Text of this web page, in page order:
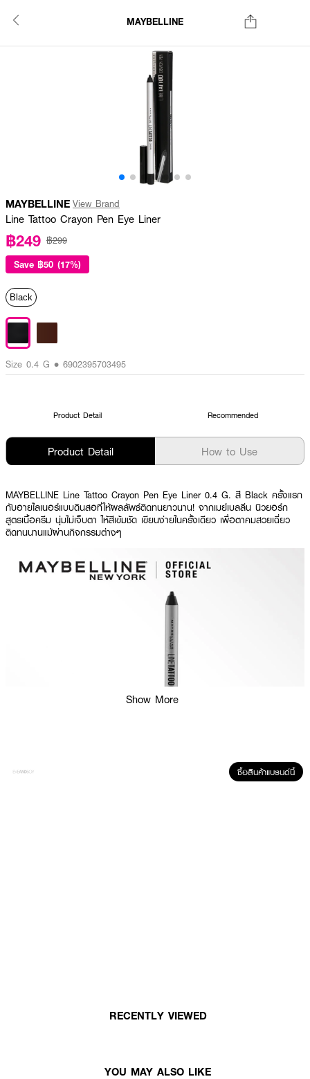
MAYBELLINE
MAYBELLINE View Brand
Line Tattoo Crayon Pen Eye Liner
฿249 ฿299
Save ฿50 (17%)
Black
Size 0.4 G • 6902395703495
Product Detail Recommended
Product Detail How to Use
MAYBELLINE Line Tattoo Crayon Pen Eye Liner 0.4 G. สี Black ครั้งแรก
กับอายไลเนอร์แบบดินสอที่ให้ผลลัพธ์ติดทนยาวนาน! จากเมย์เบลลีน นิวยอร์ก
สูตรเนื้อครีม นุ่มไม่เจ็บตา ให้สีเข้มชัด เขียนง่ายในครั้งเดียว เพื่อตาคมสวยเฉี่ยว
ติดทนนานแม้ผ่านกิจกรรมต่างๆ
• ติดทนนานแม้ผ่านกิจกรรมต่างๆ
Show More
ซื้อสินค้าแบรนด์นี้
RECENTLY VIEWED
YOU MAY ALSO LIKE